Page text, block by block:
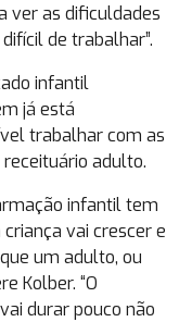
ver as dificuldades
de trabalhar”.
infantil
já está
trabalhar com as
adulto.
infantil tem
vai crescer e
um adulto, ou
Kolber. “O
durar pouco não